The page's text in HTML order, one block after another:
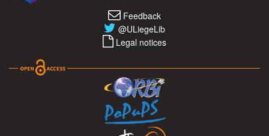
Feedback
@ULiegeLib
Legal notices